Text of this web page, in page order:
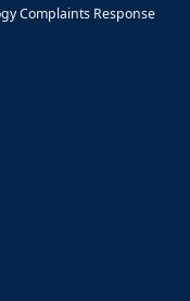
Complaints Response